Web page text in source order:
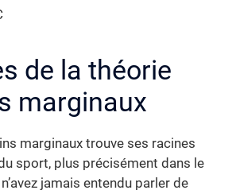
de la théorie
marginaux
marginaux trouve ses racines
sport, plus précisément dans le
jamais entendu parler de